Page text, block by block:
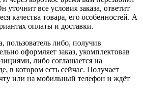
уточнит все условия заказа, ответит
качества товара, его особенностей. А
оплаты и доставки.
пользователь либо, получив
оформляет заказ, укомплектовав
либо соглашается на
в котором есть сейчас. Получает
или на мобильный телефон и ждёт